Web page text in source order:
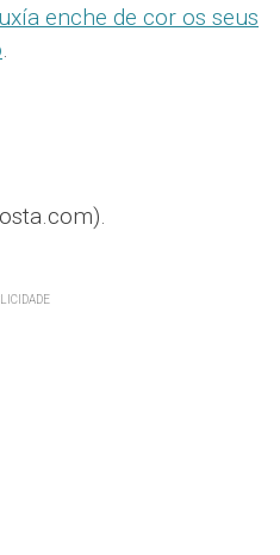
enche de cor os seus
.